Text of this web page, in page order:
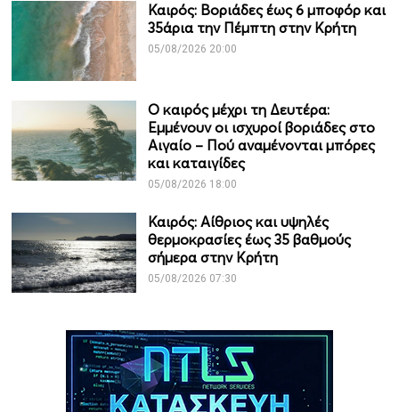
Καιρός: Βοριάδες έως 6 μποφόρ και
35άρια την Πέμπτη στην Κρήτη
05/08/2026 20:00
Ο καιρός μέχρι τη Δευτέρα:
Εμμένουν οι ισχυροί βοριάδες στο
Αιγαίο – Πού αναμένονται μπόρες
και καταιγίδες
05/08/2026 18:00
Καιρός: Αίθριος και υψηλές
θερμοκρασίες έως 35 βαθμούς
σήμερα στην Κρήτη
05/08/2026 07:30